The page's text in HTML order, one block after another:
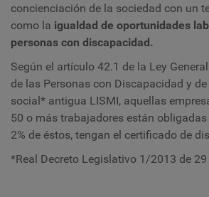
concienciación de la sociedad con un
como la igualdad de oportunidades
personas con discapacidad.
Según el artículo 42.1 de la Ley
de las Personas con Discapacidad y
social* antigua LISMI, aquellas
50 o más trabajadores están obligadas
2% de éstos, tengan el certificado de
*Real Decreto Legislativo 1/2013 de